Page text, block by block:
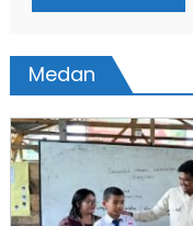
Medan